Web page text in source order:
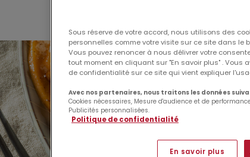
Sous réserve de votre accord, nous utilisons des
personnelles comme votre visite sur ce site dans le
Vous pouvez renoncer à nous délivrer votre
tout moment en cliquant sur "En savoir plus" . Vous
de confidentialité sur ce site qui vient expliquer
Avec nos partenaires, nous traitons les données
Cookies nécessaires, Mesure d'audience et de
Publicités personnalisées.
Politique de confidentialité
En savoir plus